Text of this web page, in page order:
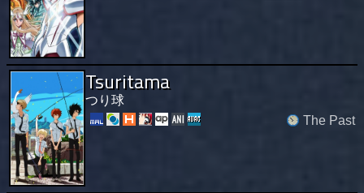
Tsuritama
つり球
The Past